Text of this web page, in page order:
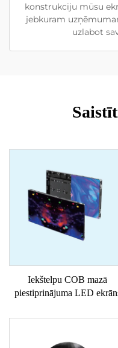
konstrukciju mūsu
jebkuram
uzlabot
Iekštelpu COB mazā
piestiprinājuma LED